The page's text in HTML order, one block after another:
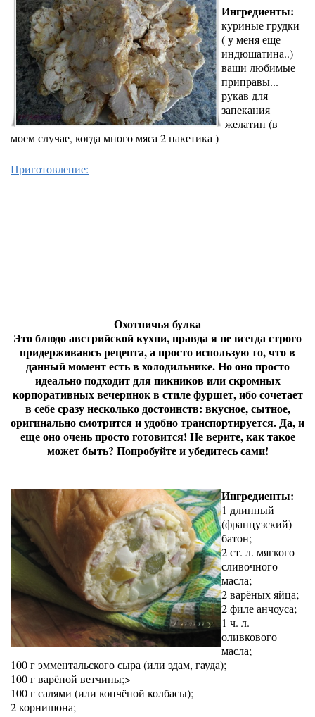
Ингредиенты:
куриные грудки
( у меня еще
индюшатина..)
ваши любимые
приправы...
рукав для
запекания
желатин (в
моем случае, когда много мяса 2 пакетика )
Приготовление:
Охотничья булка
Это блюдо австрийской кухни, правда я не всегда строго
придерживаюсь рецепта, а просто использую то, что в
данный момент есть в холодильнике. Но оно просто
идеально подходит для пикников или скромных
корпоративных вечеринок в стиле фуршет, ибо сочетает
в себе сразу несколько достоинств: вкусное, сытное,
оригинально смотрится и удобно транспортируется. Да, и
еще оно очень просто готовится! Не верите, как такое
может быть? Попробуйте и убедитесь сами!
Ингредиенты:
1 длинный
(французский)
батон;
2 ст. л. мягкого
сливочного
масла;
2 варёных яйца;
2 филе анчоуса;
1 ч. л.
оливкового
масла;
100 г эмментальского сыра (или эдам, гауда);
100 г варёной ветчины;>
100 г салями (или копчёной колбасы);
2 корнишона;